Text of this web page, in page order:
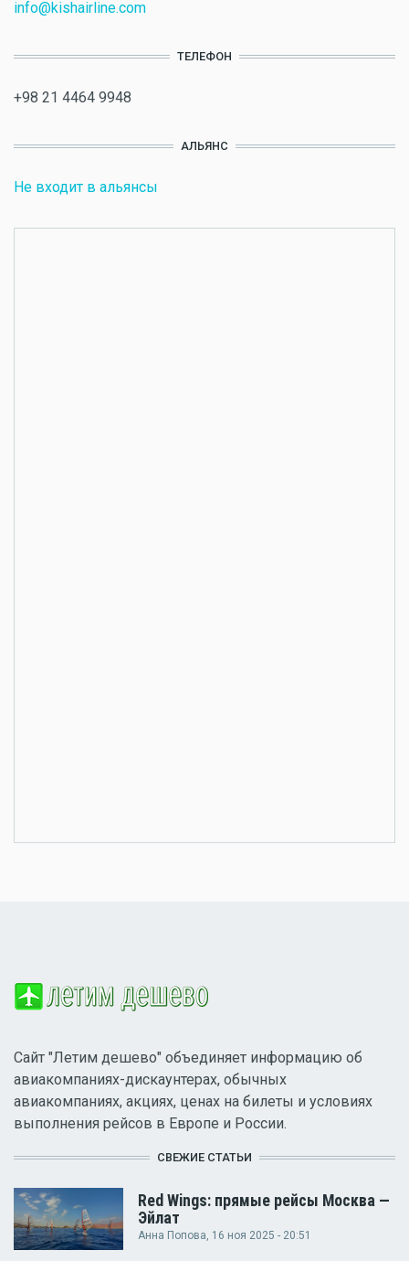
info@kishairline.com
ТЕЛЕФОН
+98 21 4464 9948
АЛЬЯНС
Не входит в альянсы
Сайт "Летим дешево" объединяет информацию об
авиакомпаниях-дискаунтерах, обычных
авиакомпаниях, акциях, ценах на билеты и условиях
выполнения рейсов в Европе и России.
СВЕЖИЕ СТАТЬИ
Red Wings: прямые рейсы Москва —
Эйлат
Анна Попова, 16 ноя 2025 - 20:51